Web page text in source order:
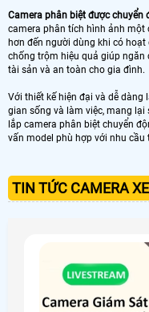
Camera phân biệt được chuyển
camera phân tích hình ảnh một
hơn đến người dùng khi có
chống trộm hiệu quả giúp ngăn
tài sản và an toàn cho gia đình.
Với thiết kế hiện đại và dễ dàng
gian sống và làm việc, mang
lắp camera phân biệt chuyển
vấn model phù hợp với nhu cầu
TIN TỨC CAMERA